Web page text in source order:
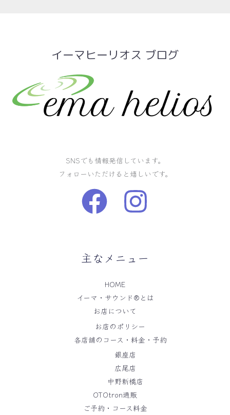
イーマヒーリオス ブログ
SNSでも情報発信しています。
フォローいただけると嬉しいです。
主なメニュー
HOME
イーマ・サウンド®️とは
お店について
お店のポリシー
各店舗のコース・料金・予約
銀座店
広尾店
中野新橋店
OTOtron通販
ご予約・コース料金